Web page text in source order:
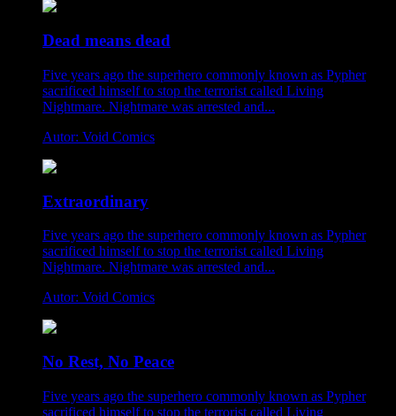
Dead means dead
Five years ago the superhero commonly known as Pypher
sacrificed himself to stop the terrorist called Living
Nightmare. Nightmare was arrested and...
Autor: Void Comics
Extraordinary
Five years ago the superhero commonly known as Pypher
sacrificed himself to stop the terrorist called Living
Nightmare. Nightmare was arrested and...
Autor: Void Comics
No Rest, No Peace
Five years ago the superhero commonly known as Pypher
sacrificed himself to stop the terrorist called Living